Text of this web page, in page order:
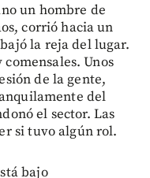
un hombre de
corrió hacia un
la reja del lugar.
Unos
de la gente,
del
el sector. Las
si tuvo algún rol.
bajo